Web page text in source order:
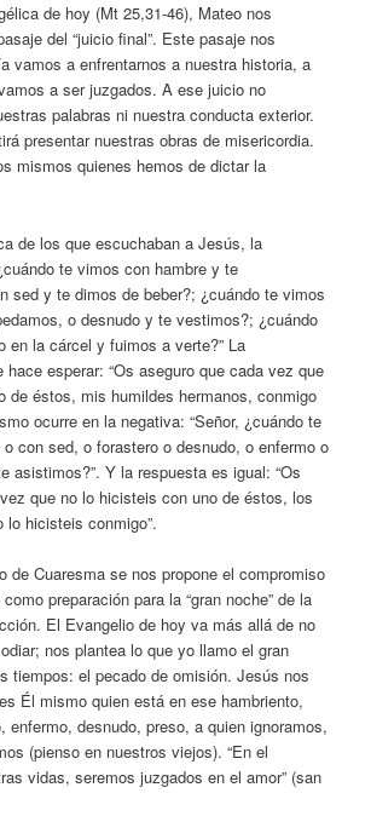
de hoy (Mt 25,31-46), Mateo nos
del “juicio final”. Este pasaje nos
vamos a enfrentarnos a nuestra historia, a
a ser juzgados. A ese juicio no
palabras ni nuestra conducta exterior.
presentar nuestras obras de misericordia.
mismos quienes hemos de dictar la
de los que escuchaban a Jesús, la
te vimos con hambre y te
sed y te dimos de beber?; ¿cuándo te vimos
o desnudo y te vestimos?; ¿cuándo
en la cárcel y fuimos a verte?” La
esperar: “Os aseguro que cada vez que
de éstos, mis humildes hermanos, conmigo
ocurre en la negativa: “Señor, ¿cuándo te
con sed, o forastero o desnudo, o enfermo o
asistimos?”. Y la respuesta es igual: “Os
que no lo hicisteis con uno de éstos, los
lo hicisteis conmigo”.
de Cuaresma se nos propone el compromiso
preparación para la “gran noche” de la
El Evangelio de hoy va más allá de no
nos plantea lo que yo llamo el gran
tiempos: el pecado de omisión. Jesús nos
Él mismo quien está en ese hambriento,
enfermo, desnudo, preso, a quien ignoramos,
(pienso en nuestros viejos). “En el
vidas, seremos juzgados en el amor” (san